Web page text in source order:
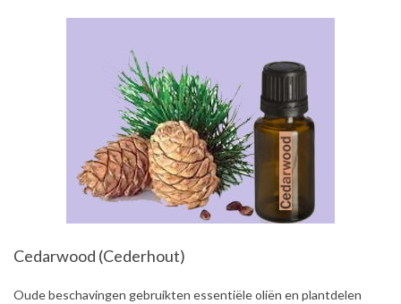
Cedarwood (Cederhout)
2021-
Oude beschavingen gebruikten essentiële oliën en plantdelen